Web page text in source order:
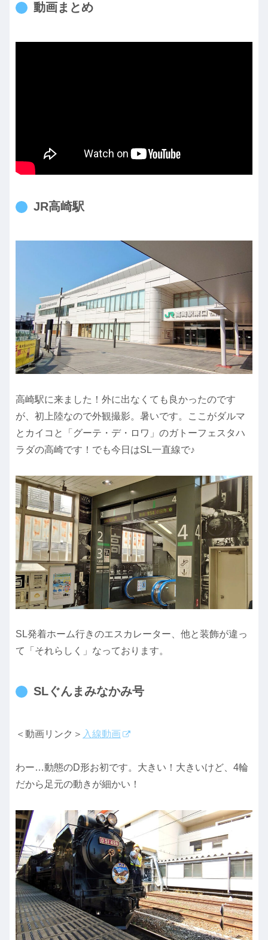
動画まとめ
JR高崎駅
高崎駅に来ました！外に出なくても良かったのです
が、初上陸なので外観撮影。暑いです。ここがダルマ
とカイコと「グーテ・デ・ロワ」のガトーフェスタハ
ラダの高崎です！でも今日はSL一直線で♪
SL発着ホーム行きのエスカレーター、他と装飾が違っ
て「それらしく」なっております。
SLぐんまみなかみ号
＜動画リンク＞ 入線動画
わー…動態のD形お初です。大きい！大きいけど、4輪
だから足元の動きが細かい！